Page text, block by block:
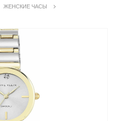
ЖЕНСКИЕ ЧАСЫ